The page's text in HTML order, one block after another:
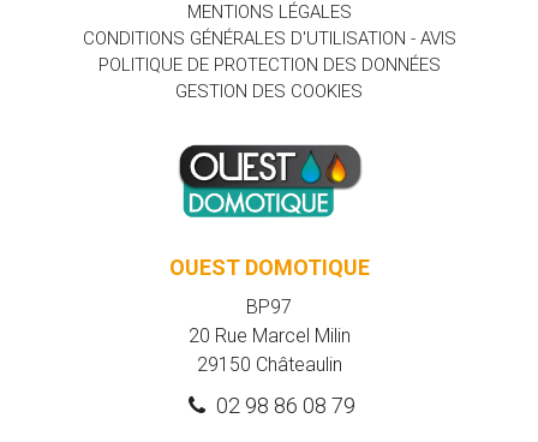
MENTIONS LÉGALES
CONDITIONS GÉNÉRALES D'UTILISATION - AVIS
POLITIQUE DE PROTECTION DES DONNÉES
GESTION DES COOKIES
OUEST DOMOTIQUE
BP97
20 Rue Marcel Milin
29150 Châteaulin
02 98 86 08 79